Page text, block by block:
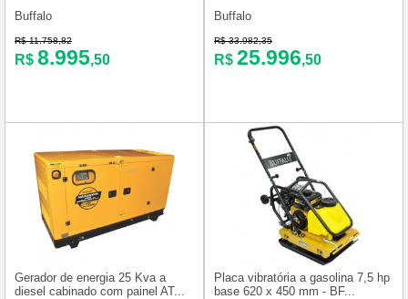
Buffalo
R$ 11.758,82
R$ 8.995,50
Buffalo
R$ 33.982,35
R$ 25.996,50
Gerador de energia 25 Kva a
diesel cabinado com painel AT...
Placa vibratória a gasolina 7,5 hp
base 620 x 450 mm - BF...